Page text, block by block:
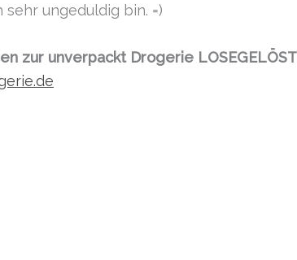
ungeduldig bin. =)
zur unverpackt Drogerie